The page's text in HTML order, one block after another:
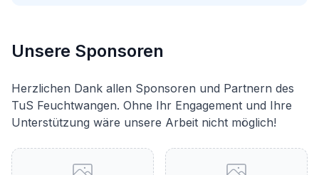
Unsere Sponsoren
Herzlichen Dank allen Sponsoren und Partnern des
TuS Feuchtwangen. Ohne Ihr Engagement und Ihre
Unterstützung wäre unsere Arbeit nicht möglich!